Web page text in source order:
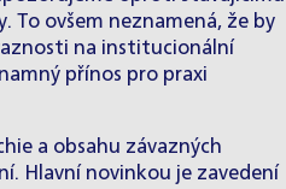
To ovšem neznamená, že by
na institucionální
přínos pro praxi
a obsahu závazných
Hlavní novinkou je zavedení